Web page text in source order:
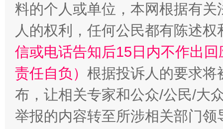
料的个人或单位，本网根据有
人的权利，任何公民都有陈述
信或电话告知后15日内不作出
责任自负） 根据投诉人的要求将
布，让相关专家和公众/公民/大
举报的内容转至所涉相关部门